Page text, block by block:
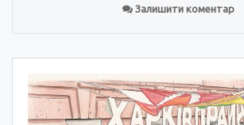
Залишити коментар